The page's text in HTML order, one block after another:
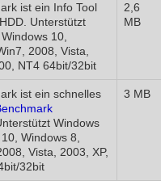
ist ein Info Tool
Unterstützt
10,
2008, Vista,
NT4 64bit/32bit
2,6
MB
ist ein schnelles
Windows
Windows 8,
Vista, 2003, XP,
32bit
3 MB